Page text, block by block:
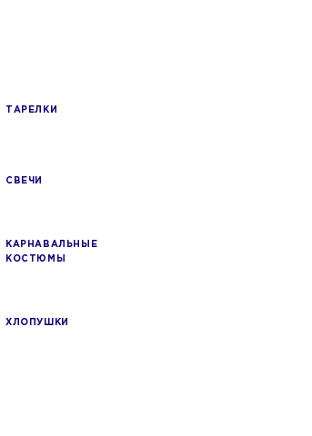
ТАРЕЛКИ
СВЕЧИ
КАРНАВАЛЬНЫЕ
КОСТЮМЫ
ХЛОПУШКИ